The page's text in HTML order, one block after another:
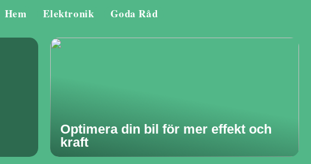
Hem Elektronik Goda Råd
Optimera din bil för mer effekt och
kraft